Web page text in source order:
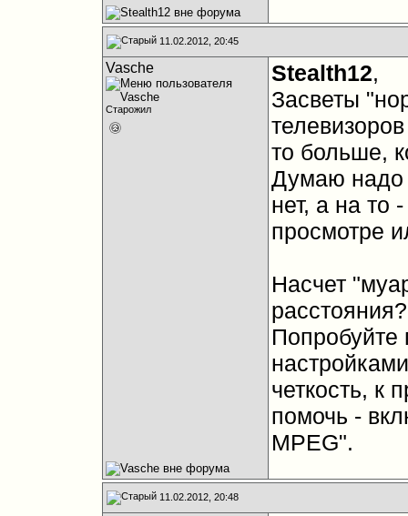
11.02.2012, 20:45
Vasche
Старожил
Stealth12,
Засветы
то больше,
Думаю надо
нет, а на
просмотре
Насчет
расстояния?
Попробуйте
четкость, к
помочь -
MPEG".
11.02.2012, 20:48